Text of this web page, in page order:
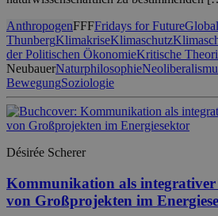
AnthropogenFFFFridays for Future
ThunbergKlimakriseKlimaschutz
der Politischen ÖkonomieKritische
NeubauerNaturphilosophie
BewegungSoziologie
Désirée Scherer
Kommunikation als integrativer
von Großprojekten im